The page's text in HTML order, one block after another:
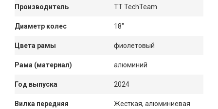
Производитель TT TechTeam
Диаметр колес 18"
Цвета рамы фиолетовый
Рама (материал) алюминий
Год выпуска 2024
Вилка передняя Жесткая, алюминиевая